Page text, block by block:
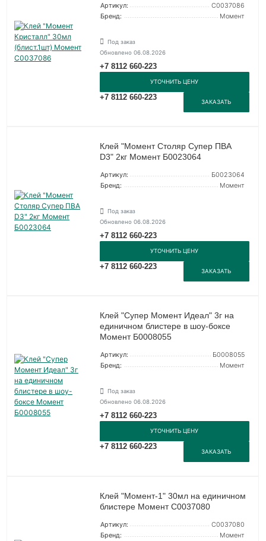
Артикул:
C0037086
Бренд:
Момент
Под заказ
Обновлено 06.08.2026
+7 8112 660-223
УТОЧНИТЬ ЦЕНУ
+7 8112 660-223
ЗАКАЗАТЬ
Клей "Момент Столяр Супер ПВА
D3" 2кг Момент Б0023064
Артикул:
Б0023064
Бренд:
Момент
Под заказ
Обновлено 06.08.2026
+7 8112 660-223
УТОЧНИТЬ ЦЕНУ
+7 8112 660-223
ЗАКАЗАТЬ
Клей "Супер Момент Идеал" 3г на
единичном блистере в шоу-боксе
Момент Б0008055
Артикул:
Б0008055
Бренд:
Момент
Под заказ
Обновлено 06.08.2026
+7 8112 660-223
УТОЧНИТЬ ЦЕНУ
+7 8112 660-223
ЗАКАЗАТЬ
Клей "Момент-1" 30мл на единичном
блистере Момент C0037080
Артикул:
C0037080
Бренд:
Момент